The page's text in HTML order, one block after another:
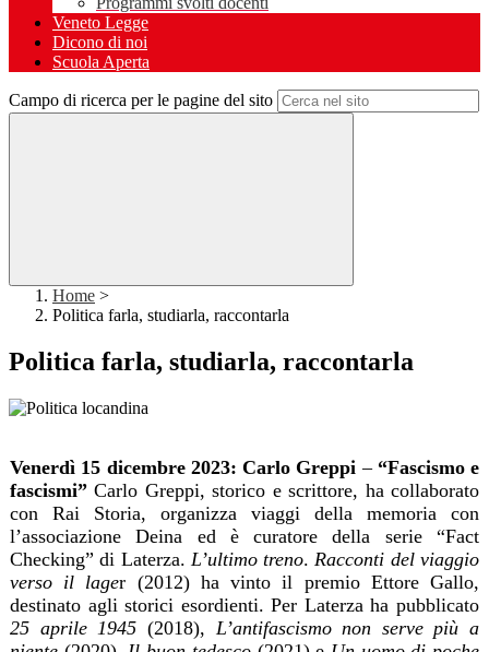
Veneto Legge
Dicono di noi
Scuola Aperta
Campo di ricerca per le pagine del sito
Home >
Politica farla, studiarla, raccontarla
Politica farla, studiarla, raccontarla
Venerdì 15 dicembre 2023: Carlo Greppi – “Fascismo e
fascismi” Carlo Greppi, storico e scrittore, ha collaborato
con Rai Storia, organizza viaggi della memoria con
l’associazione Deina ed è curatore della serie “Fact
Checking” di Laterza. L’ultimo treno.Racconti del viaggio
verso il lager (2012) ha vinto il premio Ettore Gallo,
destinato agli storici esordienti. Per Laterza ha pubblicato
25 aprile 1945 (2018), L’antifascismo non serve più a